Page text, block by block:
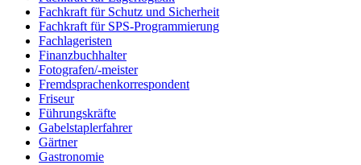
Fachkraft für Schutz und Sicherheit
Fachkraft für SPS-Programmierung
Fachlageristen
Finanzbuchhalter
Fotografen/-meister
Fremdsprachenkorrespondent
Friseur
Führungskräfte
Gabelstaplerfahrer
Gärtner
Gastronomie